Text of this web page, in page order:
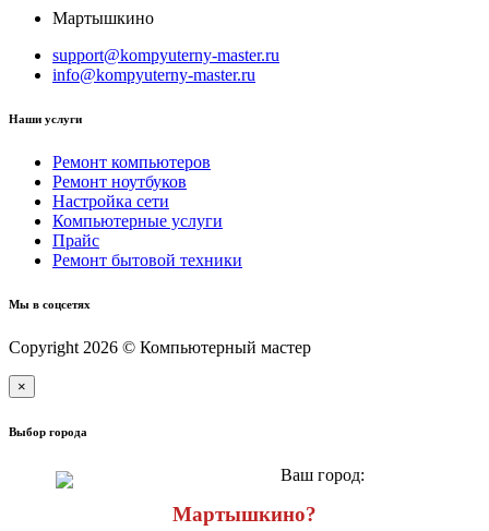
Мартышкино
support@kompyuterny-master.ru
info@kompyuterny-master.ru
Наши услуги
Ремонт компьютеров
Ремонт ноутбуков
Настройка сети
Компьютерные услуги
Прайс
Ремонт бытовой техники
Мы в соцсетях
Copyright 2026 © Компьютерный мастер
×
Выбор города
Ваш город:
Мартышкино?